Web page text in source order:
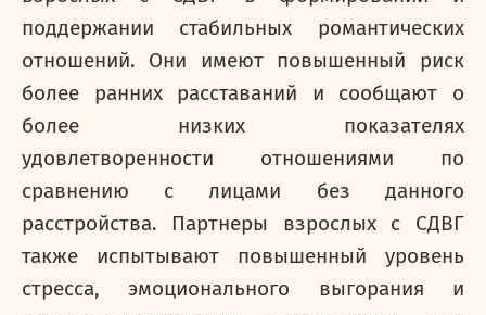
поддержании стабильных романтических
отношений. Они имеют повышенный риск
более ранних расставаний и сообщают о
более низких показателях
удовлетворенности отношениями по
сравнению с лицами без данного
расстройства. Партнеры взрослых с СДВГ
также испытывают повышенный уровень
стресса, эмоционального выгорания и